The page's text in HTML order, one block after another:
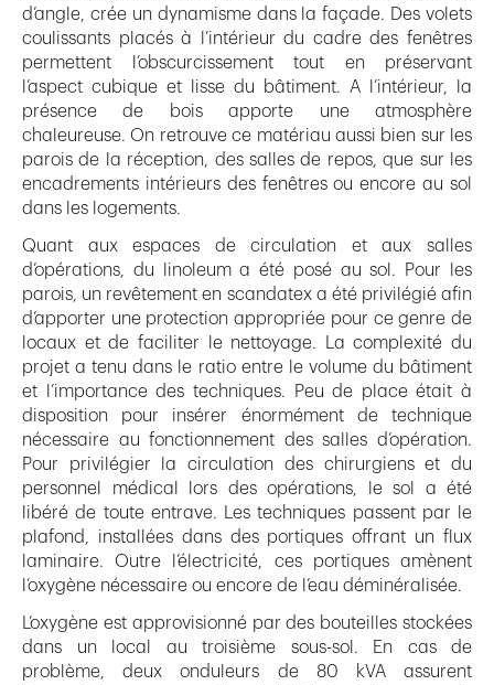
d’angle, crée un dynamisme dans la façade. Des volets
coulissants placés à l’intérieur du cadre des fenêtres
permettent l’obscurcissement tout en préservant
l’aspect cubique et lisse du bâtiment. A l’intérieur, la
présence de bois apporte une atmosphère
chaleureuse. On retrouve ce matériau aussi bien sur les
parois de la réception, des salles de repos, que sur les
encadrements intérieurs des fenêtres ou encore au sol
dans les logements.
Quant aux espaces de circulation et aux salles
d’opérations, du linoleum a été posé au sol. Pour les
parois, un revêtement en scandatex a été privilégié afin
d’apporter une protection appropriée pour ce genre de
locaux et de faciliter le nettoyage. La complexité du
projet a tenu dans le ratio entre le volume du bâtiment
et l’importance des techniques. Peu de place était à
disposition pour insérer énormément de technique
nécessaire au fonctionnement des salles d’opération.
Pour privilégier la circulation des chirurgiens et du
personnel médical lors des opérations, le sol a été
libéré de toute entrave. Les techniques passent par le
plafond, installées dans des portiques offrant un flux
laminaire. Outre l’électricité, ces portiques amènent
l’oxygène nécessaire ou encore de l’eau déminéralisée.
L’oxygène est approvisionné par des bouteilles stockées
dans un local au troisième sous-sol. En cas de
problème, deux onduleurs de 80 kVA assurent